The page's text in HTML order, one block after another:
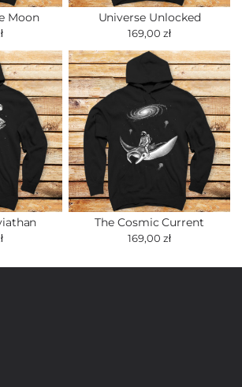
Moon Universe Unlocked
169,00 zł
The Cosmic Current
169,00 zł